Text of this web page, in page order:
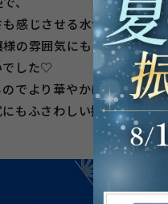
感じさせる水色！
の雰囲気にも
でした♡
でより華やかになりますし
にもふさわしい振袖(*^^*)